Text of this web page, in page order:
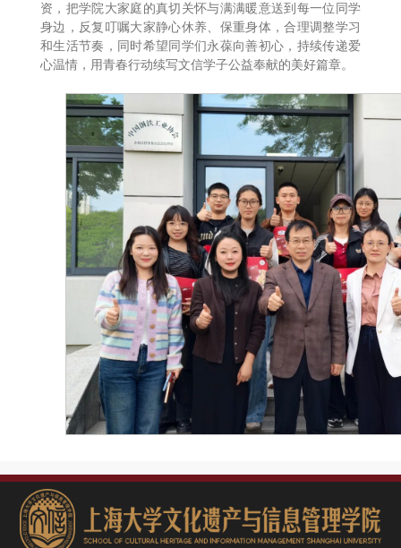
资，把学院大家庭的真切关怀与满满暖意送到每一位同学
身边，反复叮嘱大家静心休养、保重身体，合理调整学习
和生活节奏，同时希望同学们永葆向善初心，持续传递爱
心温情，用青春行动续写文信学子公益奉献的美好篇章。